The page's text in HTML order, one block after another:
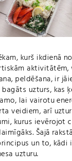
kurš ikdienā
peldēšana, ir
uzturs, kas
lai vairotu
veidiem, arī
kurus ievērojot
Šajā
un to, kādi
uzturu.